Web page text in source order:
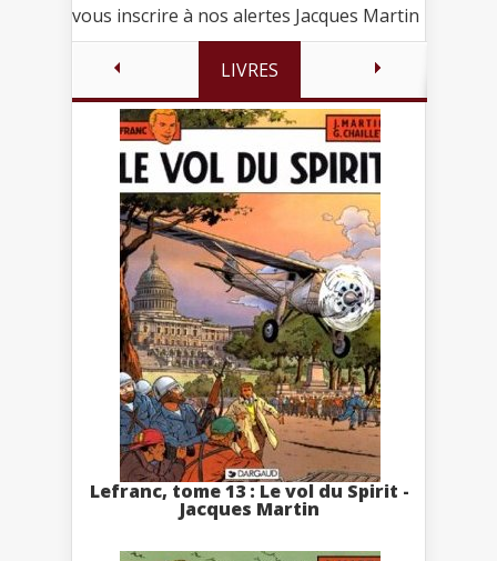
vous inscrire à nos alertes Jacques Martin
LIVRES
Lefranc, tome 13 : Le vol du Spirit -
Jacques Martin